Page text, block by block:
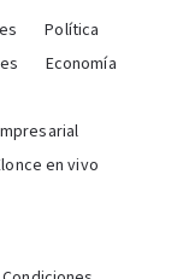
Política
Economía
en vivo